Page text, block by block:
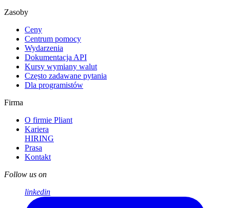
Zasoby
Ceny
Centrum pomocy
Wydarzenia
Dokumentacja API
Kursy wymiany walut
Często zadawane pytania
Dla programistów
Firma
O firmie Pliant
Kariera
HIRING
Prasa
Kontakt
Follow us on
linkedin